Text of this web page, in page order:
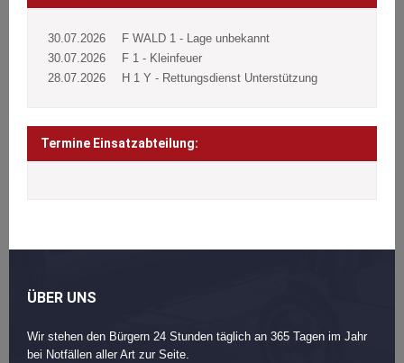
30.07.2026
F WALD 1 - Lage unbekannt
30.07.2026
F 1 - Kleinfeuer
28.07.2026
H 1 Y - Rettungsdienst Unterstützung
Termine Einsatzabteilung:
ÜBER UNS
Wir stehen den Bürgern 24 Stunden täglich an 365 Tagen im Jahr
bei Notfällen aller Art zur Seite.